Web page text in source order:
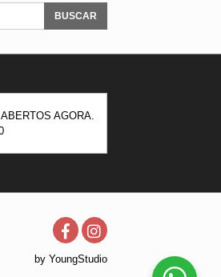
BUSCAR
AGORA.
by YoungStudio